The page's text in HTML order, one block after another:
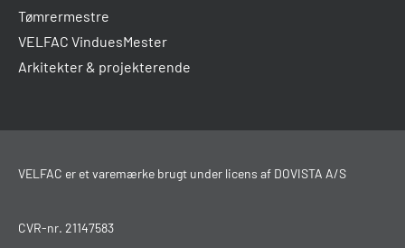
Tømrermestre
VELFAC VinduesMester
Arkitekter & projekterende
VELFAC er et varemærke brugt under licens af DOVISTA A/S
CVR-nr. 21147583